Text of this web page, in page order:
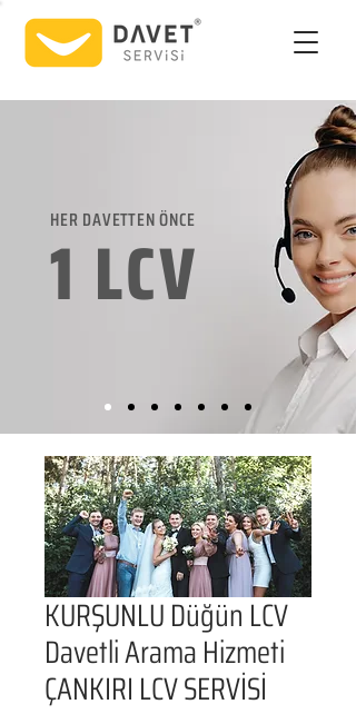
HER DAVETTEN ÖNCE
1 LCV
KURŞUNLU Düğün LCV
Davetli Arama Hizmeti
ÇANKIRI LCV SERVİSİ